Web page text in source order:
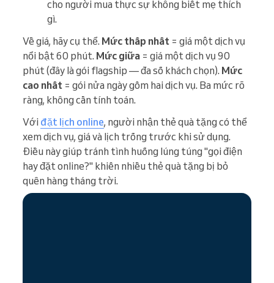
cho người mua thực sự không biết mẹ thích
gì.
Về giá, hãy cụ thể. Mức thấp nhất = giá một dịch vụ
nổi bật 60 phút. Mức giữa = giá một dịch vụ 90
phút (đây là gói flagship — đa số khách chọn). Mức
cao nhất = gói nửa ngày gồm hai dịch vụ. Ba mức rõ
ràng, không cần tính toán.
Với đặt lịch online, người nhận thẻ quà tặng có thể
xem dịch vụ, giá và lịch trống trước khi sử dụng.
Điều này giúp tránh tình huống lúng túng "gọi điện
hay đặt online?" khiến nhiều thẻ quà tặng bị bỏ
quên hàng tháng trời.